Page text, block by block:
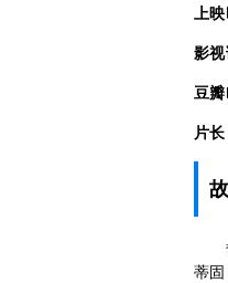
上
影
豆
片长
背
蒂